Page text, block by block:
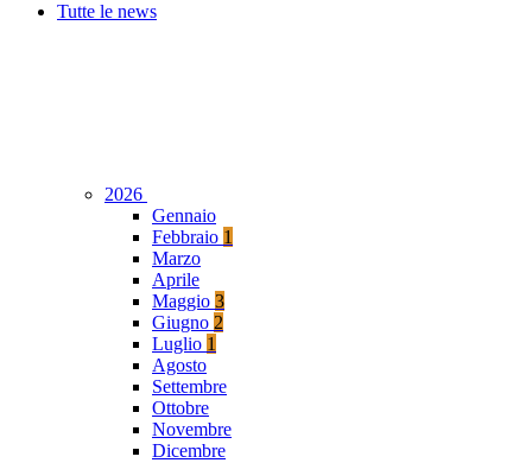
Tutte le news
2026
Gennaio
Febbraio 1
Marzo
Aprile
Maggio 3
Giugno 2
Luglio 1
Agosto
Settembre
Ottobre
Novembre
Dicembre